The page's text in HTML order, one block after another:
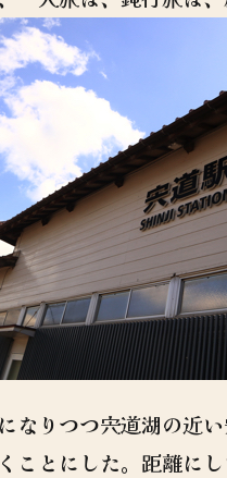
なりつつ宍道湖の近
ことにした。距離に